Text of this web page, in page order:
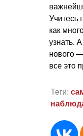
Учитесь
как
узнать.
нового
все это
Теги: